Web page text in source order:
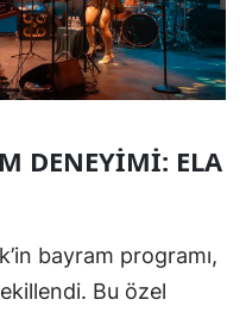
DENEYIMI: ELA
bayram programı,
Bu özel